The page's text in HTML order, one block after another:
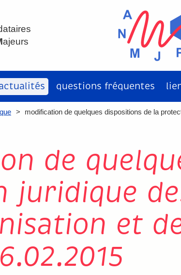
ajeurs
questions fréquentes
> modification de quelques dispositions de la
de
juridique
et